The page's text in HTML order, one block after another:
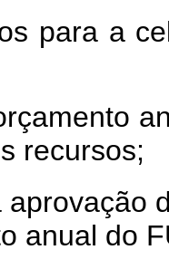
para a
recursos;
anual do